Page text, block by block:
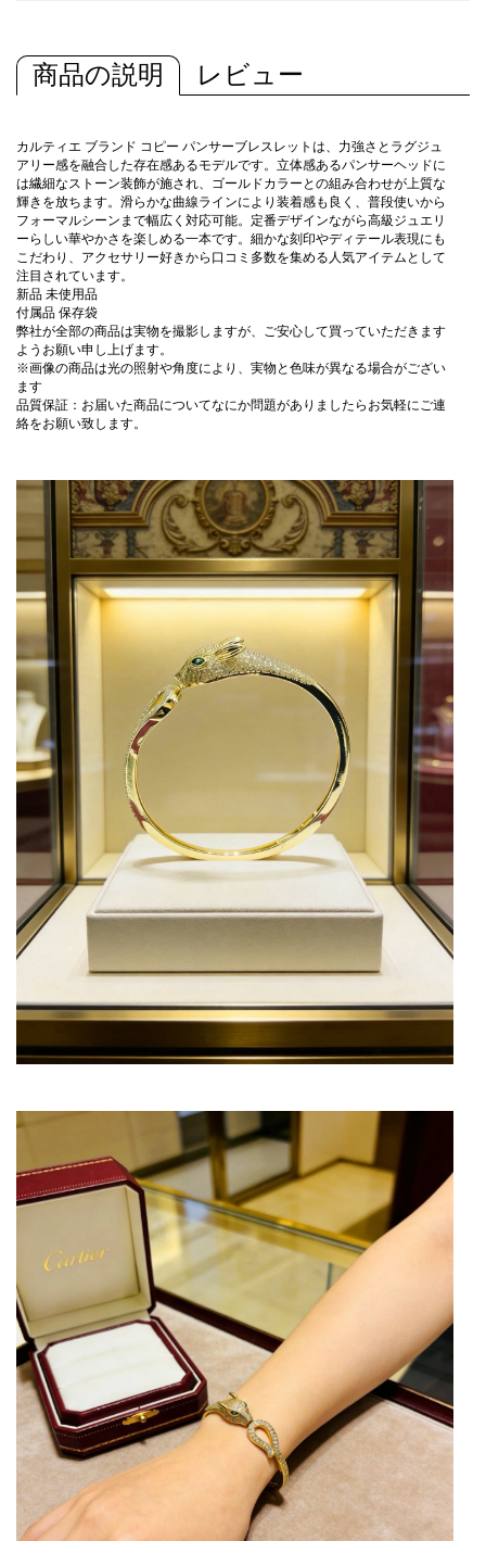
商品の説明 レビュー
カルティエ ブランド コピー パンサーブレスレットは、力強さとラグジュ
アリー感を融合した存在感あるモデルです。立体感あるパンサーヘッドに
は繊細なストーン装飾が施され、ゴールドカラーとの組み合わせが上質な
輝きを放ちます。滑らかな曲線ラインにより装着感も良く、普段使いから
フォーマルシーンまで幅広く対応可能。定番デザインながら高級ジュエリ
ーらしい華やかさを楽しめる一本です。細かな刻印やディテール表現にも
こだわり、アクセサリー好きから口コミ多数を集める人気アイテムとして
注目されています。
新品 未使用品
付属品 保存袋
弊社が全部の商品は実物を撮影しますが、ご安心して買っていただきます
ようお願い申し上げます。
※画像の商品は光の照射や角度により、実物と色味が異なる場合がござい
ます
品質保証：お届いた商品についてなにか問題がありましたらお気軽にご連
絡をお願い致します。